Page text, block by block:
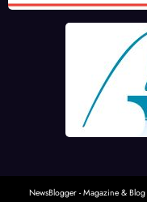
NewsBlogger - Magazine & Blog